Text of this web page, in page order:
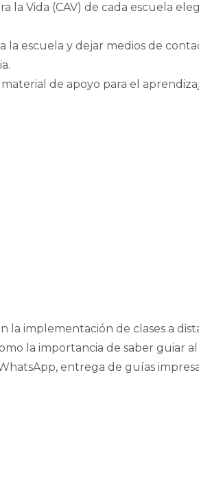
Vida (CAV) de cada escuela
escuela y dejar medios de
de apoyo para el
la implementación de clases a
la importancia de saber guiar
entrega de guías